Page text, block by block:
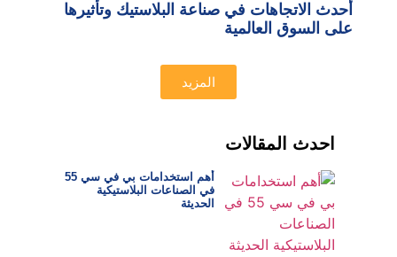
أحدث الاتجاهات في صناعة البلاستيك وتأثيرها
على السوق العالمية
المزيد
احدث المقالات
أهم استخدامات بي في سي 55
في الصناعات البلاستيكية
الحديثة